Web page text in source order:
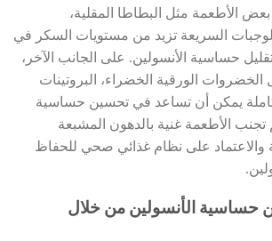
الأطعمة مثل البطاطا المقلية،
السريعة تزيد من مستويات السكر في
حساسية الأنسولين. على الجانب الآخر،
الخضروات الورقية الخضراء، البروتينات
الكاملة يمكن أن تساعد في تحسين حساسية
تجنب الأطعمة غنية بالدهون المشبعة
والاعتماد على نظام غذائي صحي للحفاظ
حساسية الأنسولين من خلال